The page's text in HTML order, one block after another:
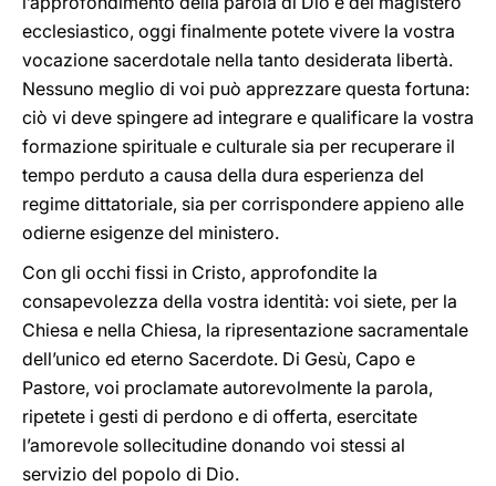
ecclesiastico, oggi finalmente potete vivere la vostra
vocazione sacerdotale nella tanto desiderata libertà.
Nessuno meglio di voi può apprezzare questa fortuna:
ciò vi deve spingere ad integrare e qualificare la vostra
formazione spirituale e culturale sia per recuperare il
tempo perduto a causa della dura esperienza del
regime dittatoriale, sia per corrispondere appieno alle
odierne esigenze del ministero.
Con gli occhi fissi in Cristo, approfondite la
consapevolezza della vostra identità: voi siete, per la
Chiesa e nella Chiesa, la ripresentazione sacramentale
dell’unico ed eterno Sacerdote. Di Gesù, Capo e
Pastore, voi proclamate autorevolmente la parola,
ripetete i gesti di perdono e di offerta, esercitate
l’amorevole sollecitudine donando voi stessi al
servizio del popolo di Dio.